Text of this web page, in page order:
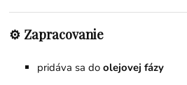
⚙️ Zapracovanie
pridáva sa doolejovej fázy